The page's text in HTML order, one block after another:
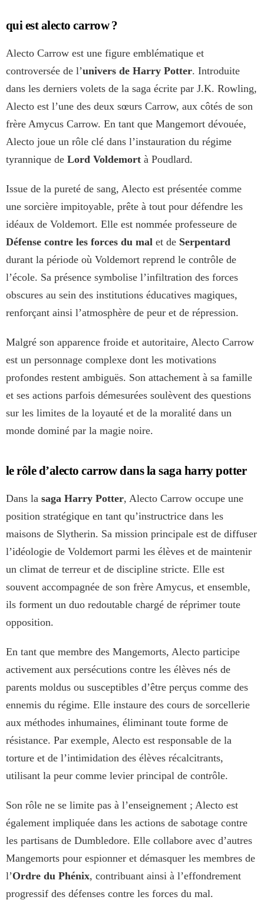
qui est alecto carrow ?
Alecto Carrow est une figure emblématique et
controversée de l’univers de Harry Potter. Introduite
dans les derniers volets de la saga écrite par J.K. Rowling,
Alecto est l’une des deux sœurs Carrow, aux côtés de son
frère Amycus Carrow. En tant que Mangemort dévouée,
Alecto joue un rôle clé dans l’instauration du régime
tyrannique de Lord Voldemort à Poudlard.
Issue de la pureté de sang, Alecto est présentée comme
une sorcière impitoyable, prête à tout pour défendre les
idéaux de Voldemort. Elle est nommée professeure de
Défense contre les forces du mal et de Serpentard
durant la période où Voldemort reprend le contrôle de
l’école. Sa présence symbolise l’infiltration des forces
obscures au sein des institutions éducatives magiques,
renforçant ainsi l’atmosphère de peur et de répression.
Malgré son apparence froide et autoritaire, Alecto Carrow
est un personnage complexe dont les motivations
profondes restent ambiguës. Son attachement à sa famille
et ses actions parfois démesurées soulèvent des questions
sur les limites de la loyauté et de la moralité dans un
monde dominé par la magie noire.
le rôle d’alecto carrow dans la saga harry potter
Dans la saga Harry Potter, Alecto Carrow occupe une
position stratégique en tant qu’instructrice dans les
maisons de Slytherin. Sa mission principale est de diffuser
l’idéologie de Voldemort parmi les élèves et de maintenir
un climat de terreur et de discipline stricte. Elle est
souvent accompagnée de son frère Amycus, et ensemble,
ils forment un duo redoutable chargé de réprimer toute
opposition.
En tant que membre des Mangemorts, Alecto participe
activement aux persécutions contre les élèves nés de
parents moldus ou susceptibles d’être perçus comme des
ennemis du régime. Elle instaure des cours de sorcellerie
aux méthodes inhumaines, éliminant toute forme de
résistance. Par exemple, Alecto est responsable de la
torture et de l’intimidation des élèves récalcitrants,
utilisant la peur comme levier principal de contrôle.
Son rôle ne se limite pas à l’enseignement ; Alecto est
également impliquée dans les actions de sabotage contre
les partisans de Dumbledore. Elle collabore avec d’autres
Mangemorts pour espionner et démasquer les membres de
l’Ordre du Phénix, contribuant ainsi à l’effondrement
progressif des défenses contre les forces du mal.